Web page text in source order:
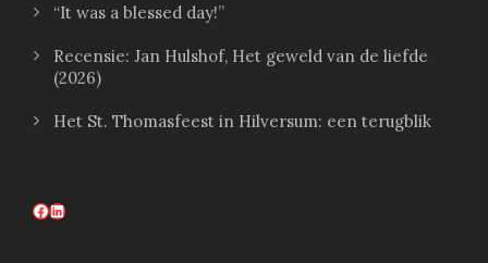
“It was a blessed day!”
Recensie: Jan Hulshof, Het geweld van de liefde
(2026)
Het St. Thomasfeest in Hilversum: een terugblik
Facebook LinkedIn